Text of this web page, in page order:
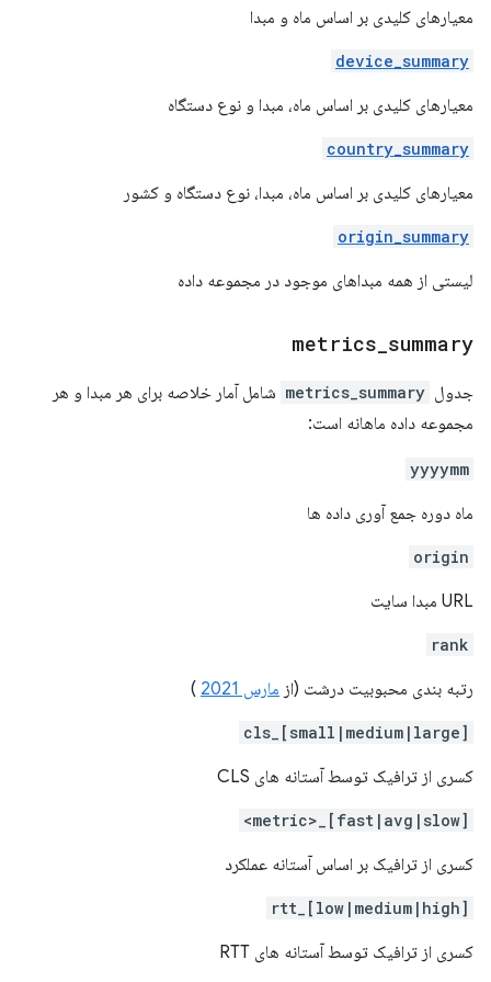
معیارهای کلیدی بر اساس ماه و مبدا
device_summary
معیارهای کلیدی بر اساس ماه، مبدا و نوع دستگاه
country_summary
معیارهای کلیدی بر اساس ماه، مبدا، نوع دستگاه و کشور
origin_summary
لیستی از همه مبداهای موجود در مجموعه داده
metrics summary
جدول metrics_summary شامل آمار خلاصه برای هر مبدا و هر
مجموعه داده ماهانه است:
yyyymm
ماه دوره جمع آوری داده ها
origin
URL مبدا سایت
rank
رتبه بندی محبوبیت درشت (از مارس 2021 )
[small|medium|large]_cls
کسری از ترافیک توسط آستانه های CLS
[fast|avg|slow]_<metric>
کسری از ترافیک بر اساس آستانه عملکرد
[low|medium|high]_rtt
کسری از ترافیک توسط آستانه های RTT